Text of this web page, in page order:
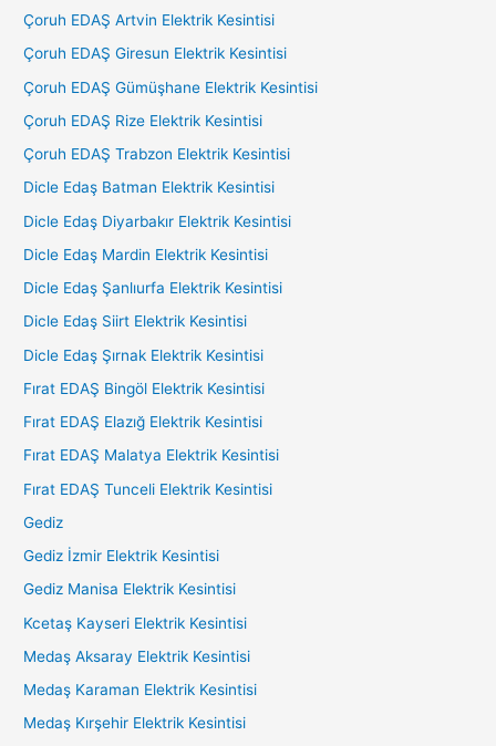
Çoruh EDAŞ Artvin Elektrik Kesintisi
Çoruh EDAŞ Giresun Elektrik Kesintisi
Çoruh EDAŞ Gümüşhane Elektrik Kesintisi
Çoruh EDAŞ Rize Elektrik Kesintisi
Çoruh EDAŞ Trabzon Elektrik Kesintisi
Dicle Edaş Batman Elektrik Kesintisi
Dicle Edaş Diyarbakır Elektrik Kesintisi
Dicle Edaş Mardin Elektrik Kesintisi
Dicle Edaş Şanlıurfa Elektrik Kesintisi
Dicle Edaş Siirt Elektrik Kesintisi
Dicle Edaş Şırnak Elektrik Kesintisi
Fırat EDAŞ Bingöl Elektrik Kesintisi
Fırat EDAŞ Elazığ Elektrik Kesintisi
Fırat EDAŞ Malatya Elektrik Kesintisi
Fırat EDAŞ Tunceli Elektrik Kesintisi
Gediz
Gediz İzmir Elektrik Kesintisi
Gediz Manisa Elektrik Kesintisi
Kcetaş Kayseri Elektrik Kesintisi
Medaş Aksaray Elektrik Kesintisi
Medaş Karaman Elektrik Kesintisi
Medaş Kırşehir Elektrik Kesintisi